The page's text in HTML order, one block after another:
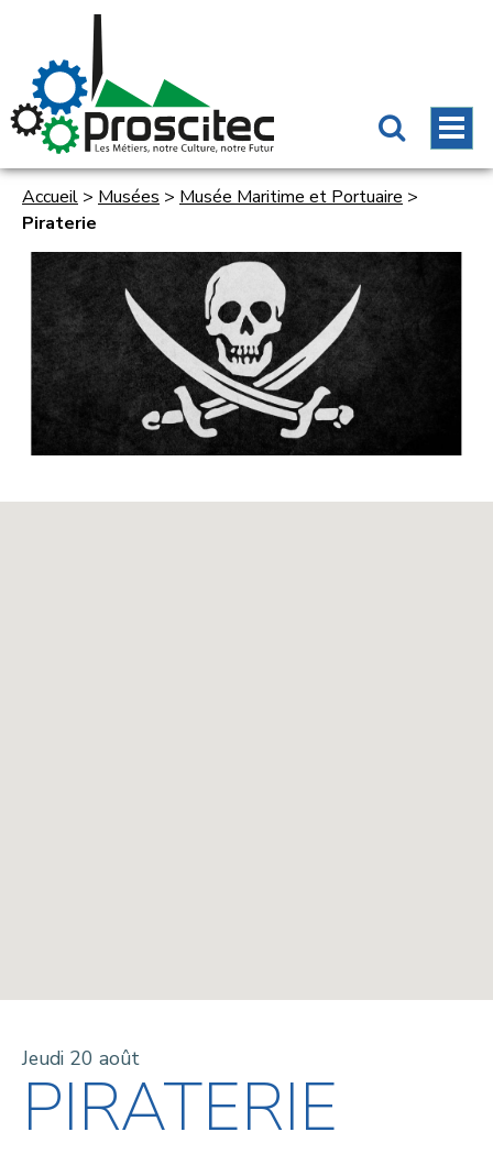
Accueil > Musées > Musée Maritime et Portuaire >
Piraterie
Jeudi 20 août
PIRATERIE